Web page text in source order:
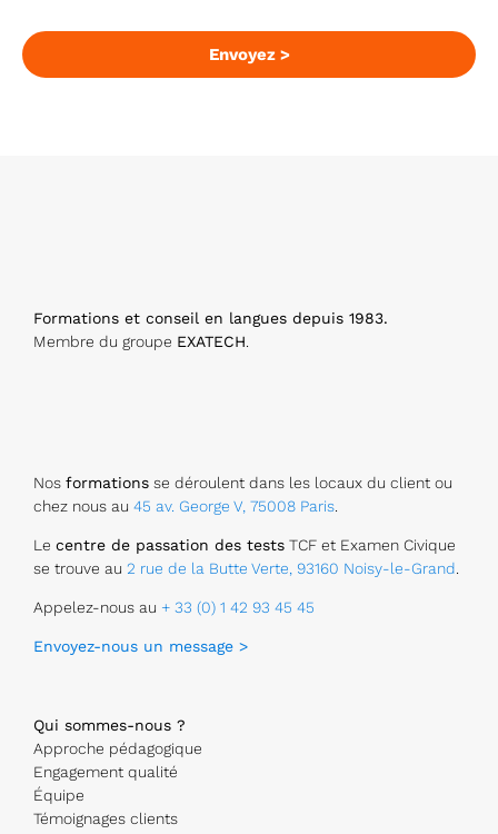
m
p
Envoyez >
Formations et conseil en langues depuis 1983.
Membre du groupe EXATECH.
Nos formations se déroulent dans les locaux du client ou
chez nous au 45 av. George V, 75008 Paris.
Le centre de passation des tests TCF et Examen Civique
se trouve au 2 rue de la Butte Verte, 93160 Noisy-le-Grand.
Appelez-nous au + 33 (0) 1 42 93 45 45
Envoyez-nous un message >
Qui sommes-nous ?
Approche pédagogique
Engagement qualité
Équipe
Témoignages clients